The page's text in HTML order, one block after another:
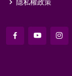
隱私權政策